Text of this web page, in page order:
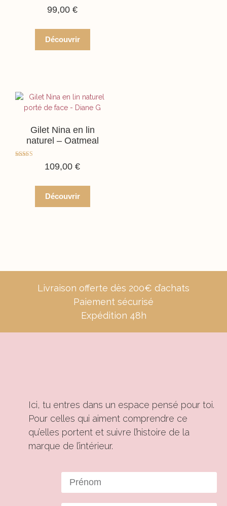
99,00€
Découvrir
Gilet Nina en lin
naturel – Oatmeal
109,00€
Découvrir
Livraison offerte dès 200€ d’achats
Paiement sécurisé
Expédition 48h
Ici, tu entres dans un espace pensé pour toi.
Pour celles qui aiment comprendre ce
qu’elles portent et suivre l’histoire de la
marque de l’intérieur.